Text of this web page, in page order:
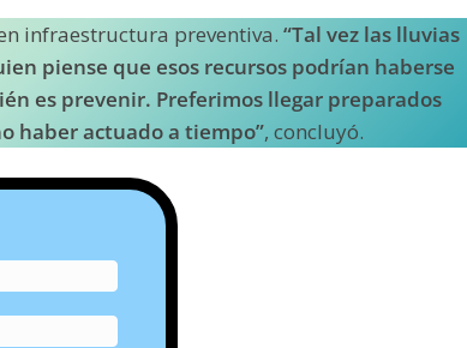
infraestructura preventiva. “Tal vez las lluvias
piense que esos recursos podrían haberse
es prevenir. Preferimos llegar preparados
haber actuado a tiempo”, concluyó.